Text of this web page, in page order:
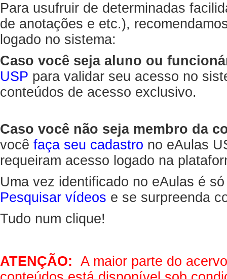
Para usufruir de determinadas
de anotações e etc.),
logado no sistema:
Caso você seja aluno ou
USP para validar seu acesso no
conteúdos de acesso exclusivo.
Caso você não seja membro da
você faça seu cadastro no eAulas
requeiram acesso logado na
Uma vez identificado no eAulas é
Pesquisar vídeos e se surpreenda
Tudo num clique!
ATENÇÃO: A maior parte do